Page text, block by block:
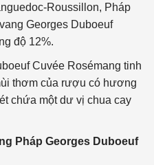
Roussillon, Pháp
Georges Duboeuf
độ 12%.
Cuvée Rosémang tinh
thơm của rượu có hương
chứa một dư vị chua cay
Pháp Georges Duboeuf